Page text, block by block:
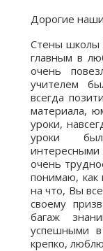
Дорогие
Стены школы
главным в
очень
учителем
всегда
материала,
уроки,
уроки
очень
понимаю,
на что, Вы
своему
багаж
успешными
крепко,